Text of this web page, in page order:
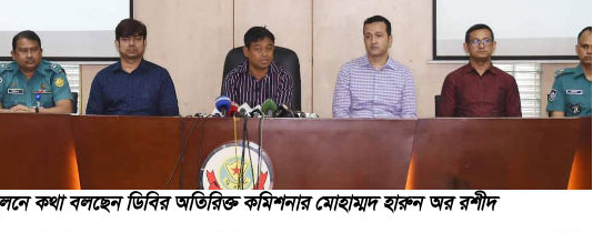
কথা বলছেন ডিবির অতিরিক্ত কমিশনার মোহাম্মদ হারুন অর রশীদ